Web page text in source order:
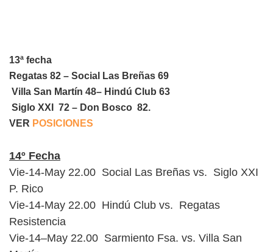
13ª fecha
Regatas 82 – Social Las Breñas 69
Villa San Martín 48– Hindú Club 63
Siglo XXI 72 – Don Bosco 82.
VER POSICIONES
14º Fecha
Vie-14-May 22.00 Social Las Breñas vs. Siglo XXI
P. Rico
Vie-14-May 22.00 Hindú Club vs. Regatas
Resistencia
Vie-14–May 22.00 Sarmiento Fsa. vs. Villa San